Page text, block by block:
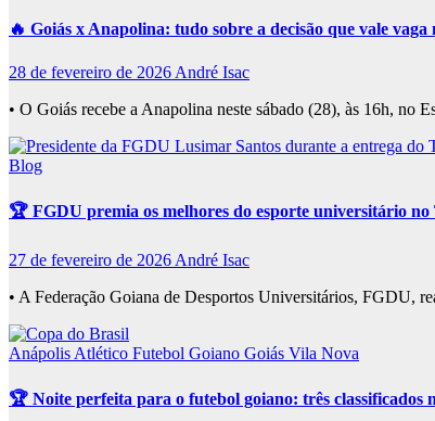
🔥 Goiás x Anapolina: tudo sobre a decisão que vale
28 de fevereiro de 2026 André Isac
• O Goiás recebe a Anapolina neste sábado (28), às 16h,
Blog
🏆 FGDU premia os melhores do esporte universitário
27 de fevereiro de 2026 André Isac
• A Federação Goiana de Desportos Universitários, FGDU,
Anápolis Atlético Futebol Goiano Goiás Vila Nova
🏆 Noite perfeita para o futebol goiano: três classificados